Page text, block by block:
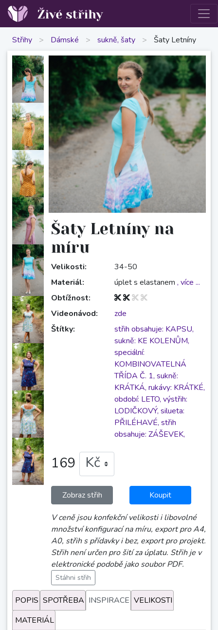
Střihy > Dámské > sukně, šaty > Šaty Letníny
Šaty Letníny na
míru
Velikosti:
34-50
Materiál:
úplet s elastanem , více ...
Obtížnost:
Videonávod:
zde
Štítky:
střih obsahuje: KAPSU,
sukně: KE KOLENŮM,
speciální:
KOMBINOVATELNÁ
TŘÍDA Č. 1, sukně:
KRÁTKÁ, rukávy: KRÁTKÉ,
období: LETO, výstřih:
LODIČKOVÝ, silueta:
PŘILÉHAVÉ, střih
obsahuje: ZÁŠEVEK,
169
Zobraz střih Koupit
V ceně jsou konfekční velikosti i libovolné
množství konfigurací na míru, export pro A4,
A0, střih s přídavky i bez, export pro projekt.
Střih není určen pro šití za úplatu. Střih je v
elektronické podobě jako soubor PDF.
Stáhni střih
POPIS SPOTŘEBA INSPIRACE VELIKOSTI
MATERIÁL